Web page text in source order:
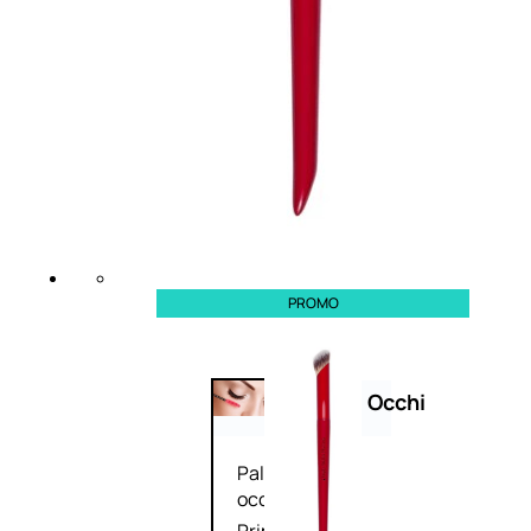
Matita Occhi
Smalto Effetti Speciali
Solventi Unghie
Occhi
Palette
occhi
PROMO